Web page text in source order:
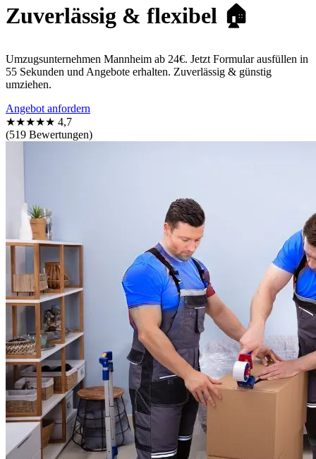
Zuverlässig & flexibel 🏠
Umzugsunternehmen Mannheim ab 24€. Jetzt Formular ausfüllen in
55 Sekunden und Angebote erhalten. Zuverlässig & günstig
umziehen.
Angebot anfordern
★★★★★ 4,7
(519 Bewertungen)